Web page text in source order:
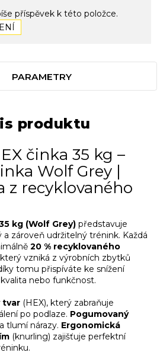
příspěvek k této položce.
PARAMETRY
produktu
činka 35 kg –
Wolf Grey |
z recyklovaného
kg (Wolf Grey) představuje
zároveň udržitelný trénink. Každá
20 % recyklovaného
vzniká z výrobních zbytků
tomu přispíváte ke snížení
nebo funkčnost.
tvar (HEX), který zabraňuje
po podlaze. Pogumovaný
tlumí nárazy. Ergonomická
(knurling) zajišťuje perfektní